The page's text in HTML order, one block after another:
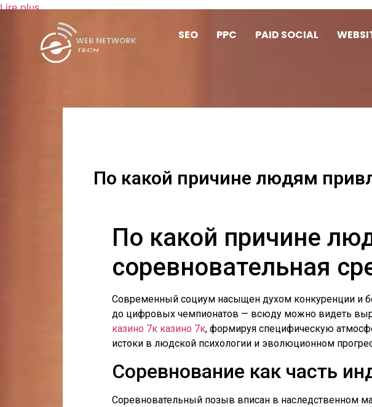
Lire plus
SEO PPC PAID SOCIAL
По какой причине людям
По какой причине
соревновательная
Современный социум насыщен духом конкуренции и
до цифровых чемпионатов — всюду можно видеть
казино 7к казино 7к, формируя специфическую
истоки в людской психологии и эволюционном
Соревнование как часть
Соревновательный позыв вписан в наследственном